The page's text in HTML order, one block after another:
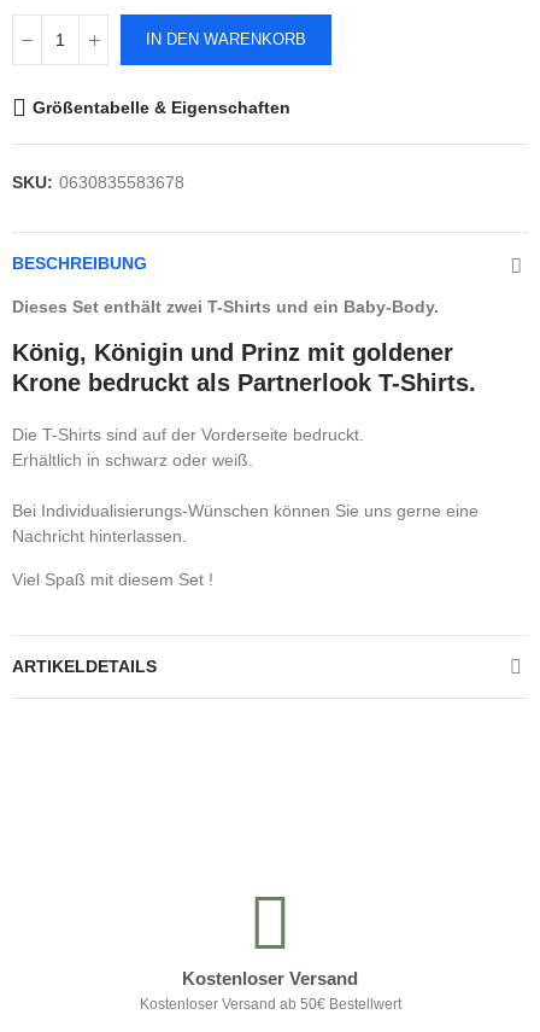
IN DEN WARENKORB
Größentabelle & Eigenschaften
SKU: 0630835583678
BESCHREIBUNG
Dieses Set enthält zwei T-Shirts und ein Baby-Body.
König, Königin und Prinz mit goldener
Krone bedruckt als Partnerlook T-Shirts.
Die T-Shirts sind auf der Vorderseite bedruckt.
Erhältlich in schwarz oder weiß.
Bei Individualisierungs-Wünschen können Sie uns gerne eine
Nachricht hinterlassen.
Viel Spaß mit diesem Set !
ARTIKELDETAILS
Kostenloser Versand
Kostenloser Versand ab 50€ Bestellwert